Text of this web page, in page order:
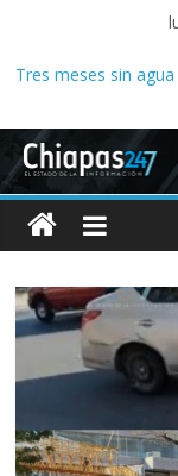
Tres meses sin
Huesos, ropa y
Buscadoras en
Ministeriales
presbítero exige a la
Acusan a la SMyT
capital
Familias acusan
sexual infantil